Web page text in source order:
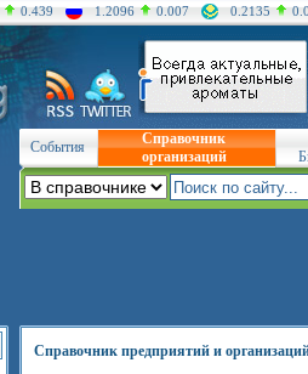
0.439 1.2096 0.007 0.2135
События
Справочник
организаций
Справочник предприятий и